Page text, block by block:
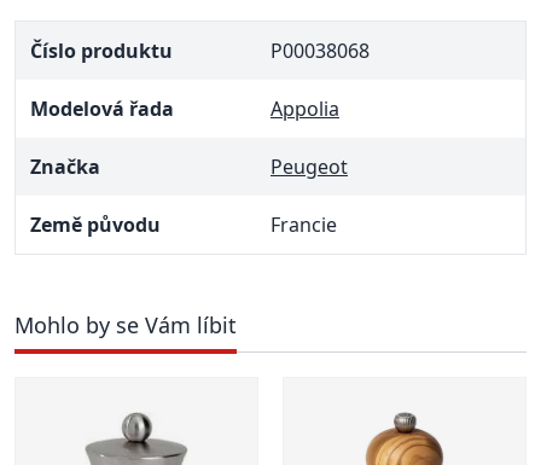
Číslo produktu P00038068
Modelová řada Appolia
Značka Peugeot
Země původu Francie
Mohlo by se Vám líbit